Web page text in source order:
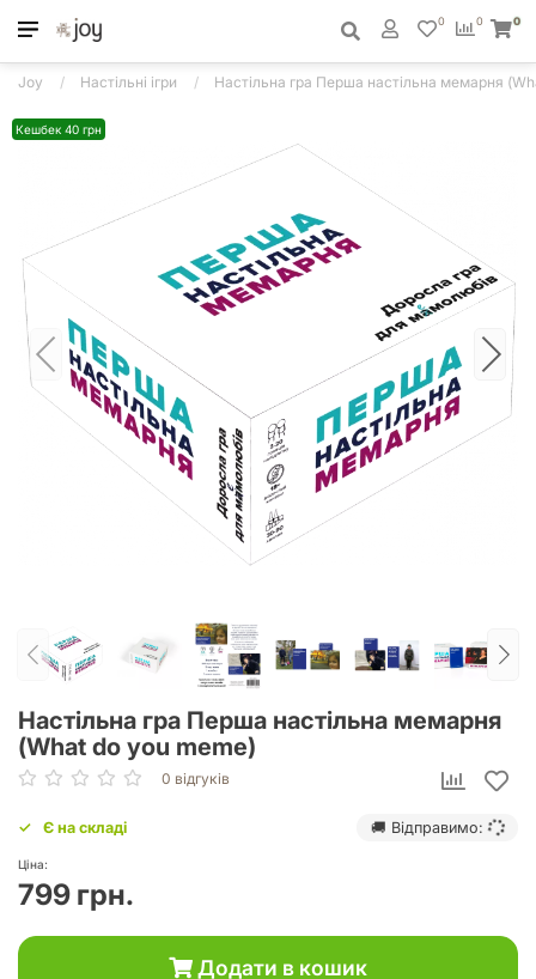
0
0 0
Joy Настільні ігри Настільна гра Перша настільна мемарня
Кешбек 40 грн
Настільна гра Перша настільна мемарня
(What do you meme)
0 відгуків
Є на складі 🚚 Відправимо:
Ціна:
799 грн.
Додати в кошик